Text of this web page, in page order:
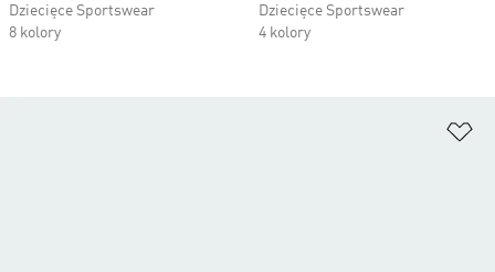
Dziecięce Sportswear
8 kolory
Dziecięce Sportswear
4 kolory